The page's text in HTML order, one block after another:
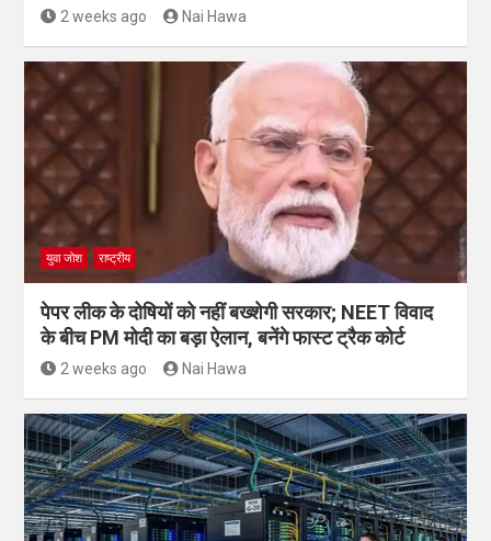
2 weeks ago Nai Hawa
युवा जोश राष्ट्रीय
पेपर लीक के दोषियों को नहीं बख्शेगी सरकार; NEET विवाद
के बीच PM मोदी का बड़ा ऐलान, बनेंगे फास्ट ट्रैक कोर्ट
2 weeks ago Nai Hawa